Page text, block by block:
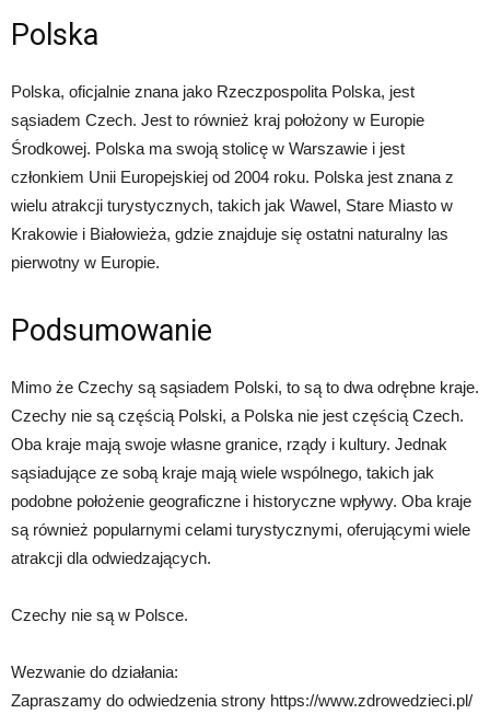
Polska
Polska, oficjalnie znana jako Rzeczpospolita Polska, jest
sąsiadem Czech. Jest to również kraj położony w Europie
Środkowej. Polska ma swoją stolicę w Warszawie i jest
członkiem Unii Europejskiej od 2004 roku. Polska jest znana z
wielu atrakcji turystycznych, takich jak Wawel, Stare Miasto w
Krakowie i Białowieża, gdzie znajduje się ostatni naturalny las
pierwotny w Europie.
Podsumowanie
Mimo że Czechy są sąsiadem Polski, to są to dwa odrębne kraje.
Czechy nie są częścią Polski, a Polska nie jest częścią Czech.
Oba kraje mają swoje własne granice, rządy i kultury. Jednak
sąsiadujące ze sobą kraje mają wiele wspólnego, takich jak
podobne położenie geograficzne i historyczne wpływy. Oba kraje
są również popularnymi celami turystycznymi, oferującymi wiele
atrakcji dla odwiedzających.
Czechy nie są w Polsce.
Wezwanie do działania:
Zapraszamy do odwiedzenia strony https://www.zdrowedzieci.pl/